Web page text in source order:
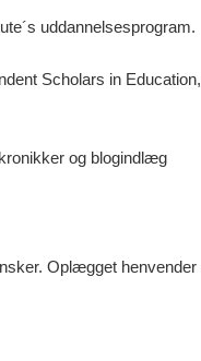
uddannelsesprogram.
Scholars in
og blogindlæg
Oplægget